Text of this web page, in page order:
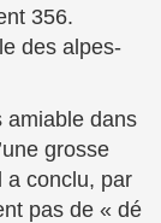
356.
des alpes-
amiable dans
grosse
a conclu, par
pas de « dé